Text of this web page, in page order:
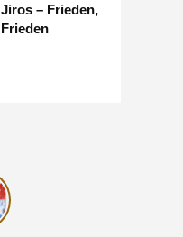
Jiros – Frieden,
Frieden